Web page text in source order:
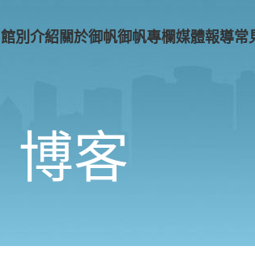
館別介紹關於御帆御帆專欄媒體報導常
博客